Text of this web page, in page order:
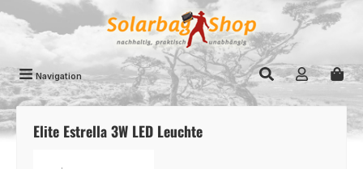
Zum Hauptinhalt springen
Navigation
Elite Estrella 3W LED Leuchte